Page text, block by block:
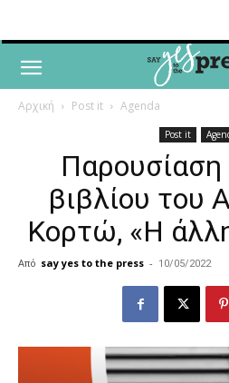
Αρχική Post it Agenda
Post it
Παρουσίαση
βιβλίου του
Κορτώ, «Η
Από say yes to the press - 10/05/2022